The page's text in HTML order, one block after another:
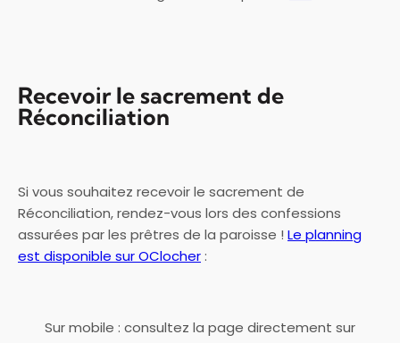
Recevoir le sacrement de
Réconciliation
Si vous souhaitez recevoir le sacrement de
Réconciliation, rendez-vous lors des confessions
assurées par les prêtres de la paroisse ! Le planning
est disponible sur OClocher:
Sur mobile : consultez la page directement sur